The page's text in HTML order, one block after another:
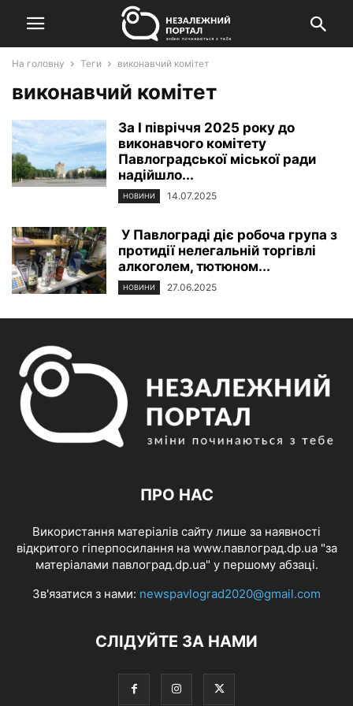
На головну Теги виконавчий комітет
виконавчий комітет
За І півріччя 2025 року до
виконавчого комітету
Павлоградської міської ради
надійшло...
НОВИНИ 14.07.2025
У Павлограді діє робоча група з
протидії нелегальній торгівлі
алкоголем, тютюном...
НОВИНИ 27.06.2025
ПРО НАС
Використання матеріалів сайту лише за наявності
відкритого гіперпосилання на www.павлоград.dp.ua "за
матеріалами павлоград.dp.ua" у першому абзаці.
Зв'язатися з нами: newspavlograd2020@gmail.com
СЛІДУЙТЕ ЗА НАМИ